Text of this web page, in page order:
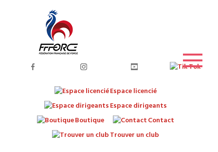
Espace licencié
Espace dirigeants
Boutique
Contact
Trouver un club